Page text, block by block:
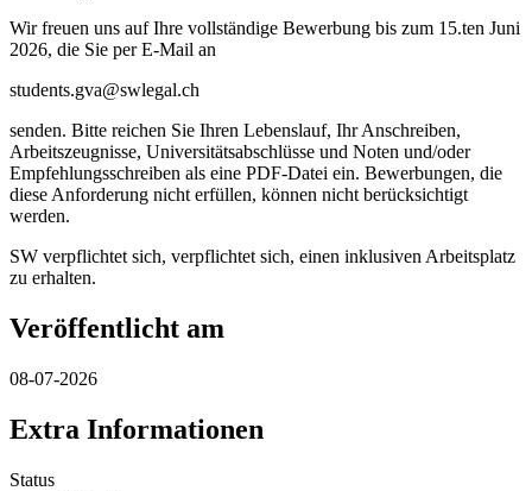
Wir freuen uns auf Ihre vollständige Bewerbung bis zum 15.ten Juni
2026, die Sie per E-Mail an
students.gva@swlegal.ch
senden. Bitte reichen Sie Ihren Lebenslauf, Ihr Anschreiben,
Arbeitszeugnisse, Universitätsabschlüsse und Noten und/oder
Empfehlungsschreiben als eine PDF-Datei ein. Bewerbungen, die
diese Anforderung nicht erfüllen, können nicht berücksichtigt
werden.
SW verpflichtet sich, verpflichtet sich, einen inklusiven Arbeitsplatz
zu erhalten.
Veröffentlicht am
08-07-2026
Extra Informationen
Status